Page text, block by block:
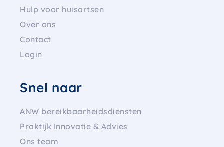
Hulp voor huisartsen
Over ons
Contact
Login
Snel naar
ANW bereikbaarheidsdiensten
Praktijk Innovatie & Advies
Ons team